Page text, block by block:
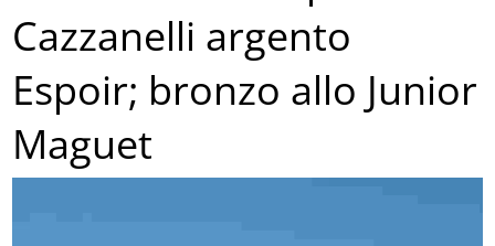
Cazzanelli argento
Espoir; bronzo allo Junior
Maguet